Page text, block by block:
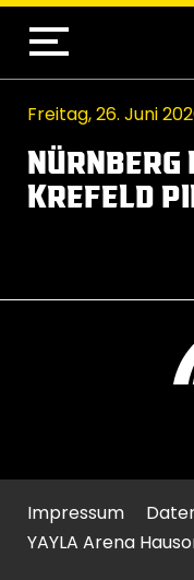
Freitag, 26. Juni
NÜRNBERG
KREFELD
Impressum
YAYLA Arena